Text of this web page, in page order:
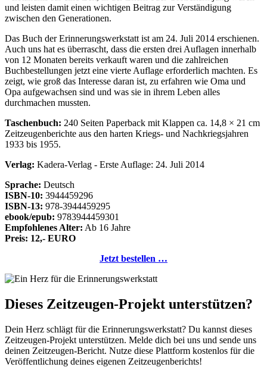
und leisten damit einen wichtigen Beitrag zur Verständigung
zwischen den Generationen.
Das Buch der Erinnerungswerkstatt ist am 24. Juli 2014 erschienen.
Auch uns hat es überrascht, dass die ersten drei Auflagen innerhalb
von 12 Monaten bereits verkauft waren und die zahlreichen
Buchbestellungen jetzt eine vierte Auflage erforderlich machten. Es
zeigt, wie groß das Interesse daran ist, zu erfahren wie Oma und
Opa aufgewachsen sind und was sie in ihrem Leben alles
durchmachen mussten.
Taschenbuch: 240 Seiten Paperback mit Klappen ca. 14,8 × 21 cm
Zeitzeugenberichte aus den harten Kriegs- und Nachkriegsjahren
1933 bis 1955.
Verlag: Kadera-Verlag - Erste Auflage: 24. Juli 2014
Sprache: Deutsch
ISBN-10: 3944459296
ISBN-13: 978-3944459295
ebook/epub: 9783944459301
Empfohlenes Alter: Ab 16 Jahre
Preis: 12,- EURO
Jetzt bestellen …
Dieses Zeitzeugen-Projekt unterstützen?
Dein Herz schlägt für die Erinnerungswerkstatt? Du kannst dieses
Zeitzeugen-Projekt unterstützen. Melde dich bei uns und sende uns
deinen Zeitzeugen-Bericht. Nutze diese Plattform kostenlos für die
Veröffentlichung deines eigenen Zeitzeugenberichts!